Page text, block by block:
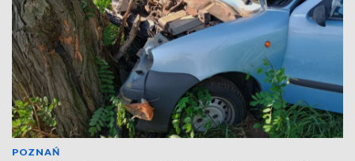
POZNAŃ